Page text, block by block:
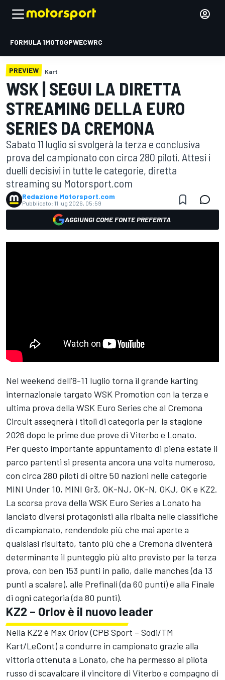
FORMULA 1MOTOGPWECWRC
PREVIEW Kart
WSK | SEGUI LA DIRETTA
STREAMING DELLA EURO
SERIES DA CREMONA
Sabato 11 luglio si svolgerà la terza e conclusiva
prova del campionato con circa 280 piloti. Attesi i
duelli decisivi in tutte le categorie, diretta
streaming su Motorsport.com
Redazione Motorsport.com
Pubblicato: 11 lug 2026, 05:59
AGGIUNGI COME FONTE PREFERITA
Nel weekend dell’8-11 luglio torna il grande karting
internazionale targato WSK Promotion con la terza e
ultima prova della WSK Euro Series che al Cremona
Circuit assegnerà i titoli di categoria per la stagione
2026 dopo le prime due prove di Viterbo e Lonato.
Per questo importante appuntamento di piena estate il
parco partenti si presenta ancora una volta numeroso,
con circa 280 piloti di oltre 50 nazioni nelle categorie
MINI Under 10, MINI Gr3, OK-NJ, OK-N, OKJ, OK e KZ2.
La scorsa prova della WSK Euro Series a Lonato ha
lanciato diversi protagonisti alla ribalta nelle classifiche
di campionato, rendendole più che mai aperte a
qualsiasi risultato, tanto più che a Cremona diventerà
determinante il punteggio più alto previsto per la terza
prova, con ben 153 punti in palio, dalle manches (da 13
punti a scalare), alle Prefinali (da 60 punti) e alla Finale
di ogni categoria (da 80 punti).
KZ2 – Orlov è il nuovo leader
Nella KZ2 è Max Orlov (CPB Sport – Sodi/TM
Kart/LeCont) a condurre in campionato grazie alla
vittoria ottenuta a Lonato, che ha permesso al pilota
russo di scavalcare il vincitore di Viterbo e compagno di